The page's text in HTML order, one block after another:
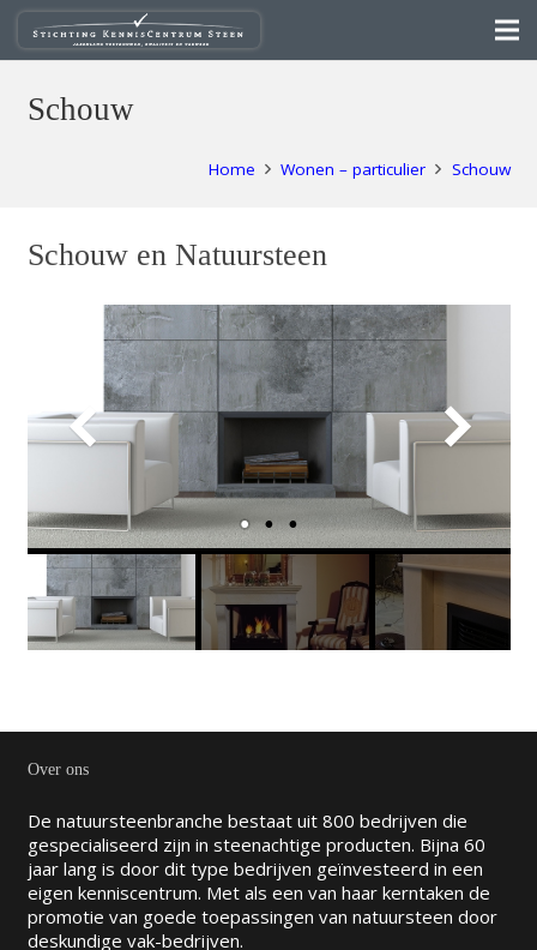
Schouw
Home Wonen – particulier Schouw
Schouw en Natuursteen
Over ons
De natuursteenbranche bestaat uit 800 bedrijven die
gespecialiseerd zijn in steenachtige producten. Bijna 60
jaar lang is door dit type bedrijven geïnvesteerd in een
eigen kenniscentrum. Met als een van haar kerntaken de
promotie van goede toepassingen van natuursteen door
deskundige vak-bedrijven.